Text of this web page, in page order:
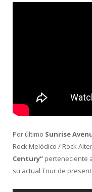
Por último Sunrise
Rock Melódico / Rock
Century“ perteneciente
su actual Tour de